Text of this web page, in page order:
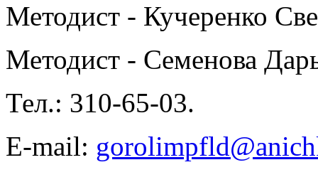
Методист - Кучеренко
Методист - Семенова
Тел.: 310-65-03.
E-mail: